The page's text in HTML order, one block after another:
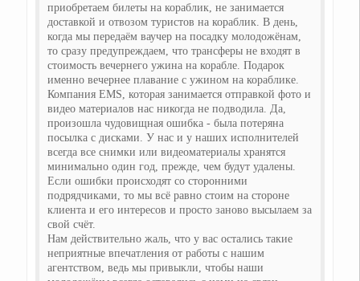
приобретаем билеты на кораблик, не занимается
доставкой и отвозом туристов на кораблик. В день,
когда мы передаём ваучер на посадку молодожёнам,
то сразу предупреждаем, что трансферы не входят в
стоимость вечернего ужина на корабле. Подарок
именно вечернее плавание с ужином на кораблике.
Компания EMS, которая занимается отправкой фото и
видео материалов нас никогда не подводила. Да,
произошла чудовищная ошибка - была потеряна
посылка с дисками. У нас и у наших исполнителей
всегда все снимки или видеоматериалы хранятся
минимально один год, прежде, чем будут удалены.
Если ошибки происходят со сторонними
подрядчиками, то мы всё равно стоим на стороне
клиента и его интересов и просто заново высылаем за
свой счёт.
Нам действительно жаль, что у вас остались такие
неприятные впечатления от работы с нашим
агентством, ведь мы привыкли, чтобы наши